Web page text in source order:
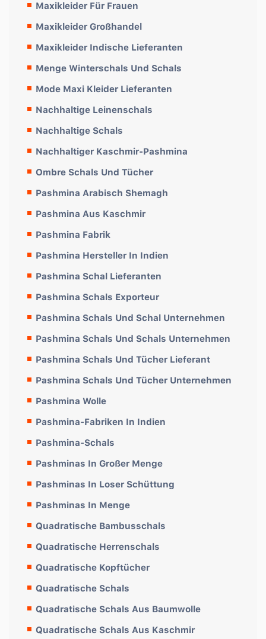
Maxikleider Für Frauen
Maxikleider Großhandel
Maxikleider Indische Lieferanten
Menge Winterschals Und Schals
Mode Maxi Kleider Lieferanten
Nachhaltige Leinenschals
Nachhaltige Schals
Nachhaltiger Kaschmir-Pashmina
Ombre Schals Und Tücher
Pashmina Arabisch Shemagh
Pashmina Aus Kaschmir
Pashmina Fabrik
Pashmina Hersteller In Indien
Pashmina Schal Lieferanten
Pashmina Schals Exporteur
Pashmina Schals Und Schal Unternehmen
Pashmina Schals Und Schals Unternehmen
Pashmina Schals Und Tücher Lieferant
Pashmina Schals Und Tücher Unternehmen
Pashmina Wolle
Pashmina-Fabriken In Indien
Pashmina-Schals
Pashminas In Großer Menge
Pashminas In Loser Schüttung
Pashminas In Menge
Quadratische Bambusschals
Quadratische Herrenschals
Quadratische Kopftücher
Quadratische Schals
Quadratische Schals Aus Baumwolle
Quadratische Schals Aus Kaschmir